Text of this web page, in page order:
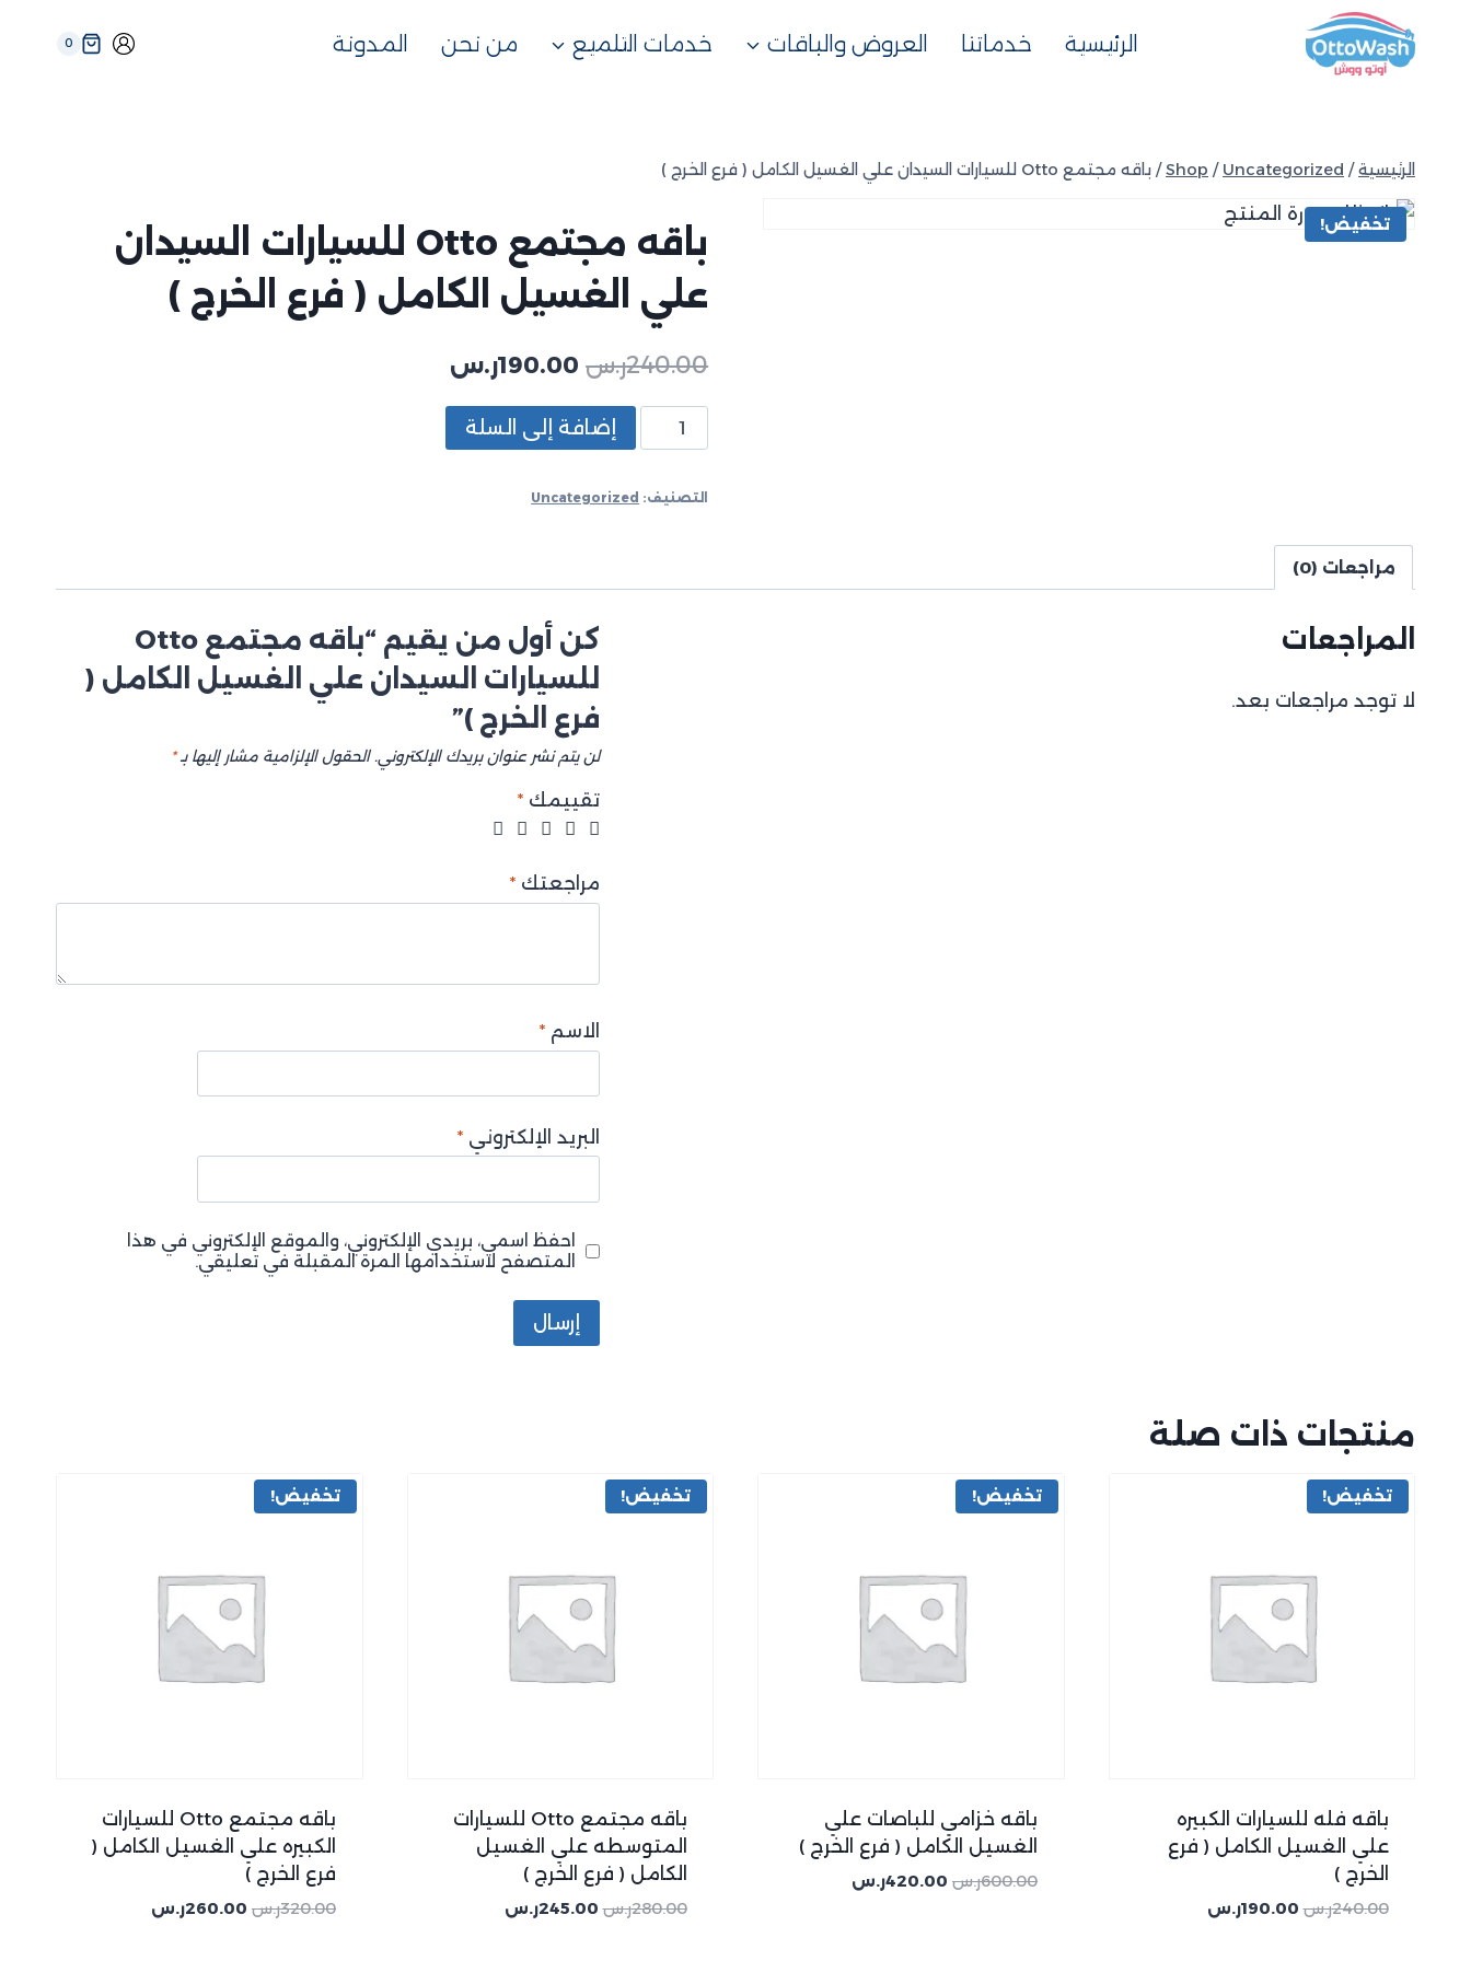
الرئيسية خدماتنا العروض والباقات خدمات التلميع من نحن المدونة 0
الرئيسية /
Shop / Uncategorized
/ باقه مجتمع Otto للسيارات السيدان علي الغسيل الكامل ( فرع الخرج )
تخفيض!
باقه مجتمع Otto للسيارات السيدان
علي الغسيل الكامل ( فرع الخرج )
240.00ر.س 190.00ر.س
إضافة إلى السلة
التصنيف: Uncategorized
مراجعات (0)
المراجعات
لا توجد مراجعات بعد.
كن أول من يقيم “باقه مجتمع Otto
للسيارات السيدان علي الغسيل الكامل (
فرع الخرج )”
لن يتم نشر عنوان بريدك الإلكتروني. الحقول الإلزامية مشار إليها بـ*
تقييمك*
مراجعتك*
الاسم*
البريد الإلكتروني*
احفظ اسمي، بريدي الإلكتروني، والموقع الإلكتروني في هذا
المتصفح لاستخدامها المرة المقبلة في تعليقي.
منتجات ذات صلة
تخفيض!
باقه فله للسيارات الكبيره
علي الغسيل الكامل ( فرع
الخرج )
240.00ر.س 190.00ر.س
تخفيض!
باقه خزامي للباصات علي
الغسيل الكامل ( فرع الخرج )
600.00ر.س 420.00ر.س
تخفيض!
باقه مجتمع Otto للسيارات
المتوسطه علي الغسيل
الكامل ( فرع الخرج )
280.00ر.س 245.00ر.س
تخفيض!
باقه مجتمع Otto للسيارات
الكبيره علي الغسيل الكامل (
فرع الخرج )
320.00ر.س 260.00ر.س